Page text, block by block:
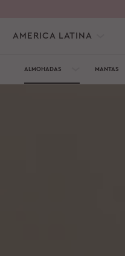
AMERICA LATINA
ALMOHADAS MANTAS